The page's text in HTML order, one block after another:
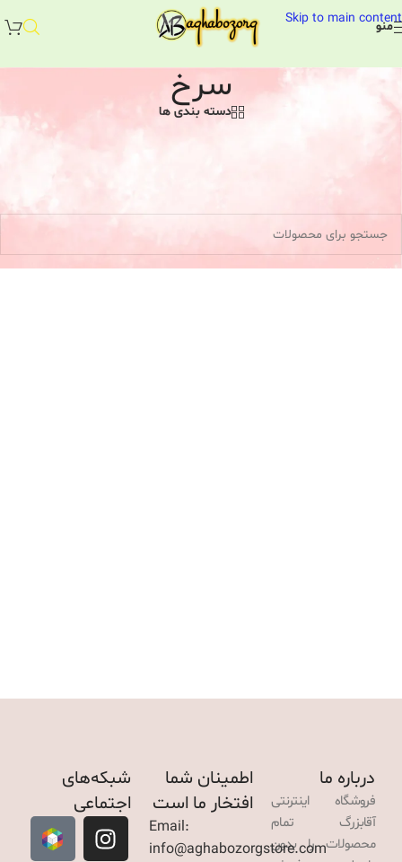
Skip to main content
منو
سرخ
دسته بندی ها
درباره ما
فروشگاه اینترنتی
آقابزرگ تمام
محصولات را بدون
اطمینان شما
افتخار ما است
Email:
info@aghabozorgstore.com
شبکه‌های
اجتماعی